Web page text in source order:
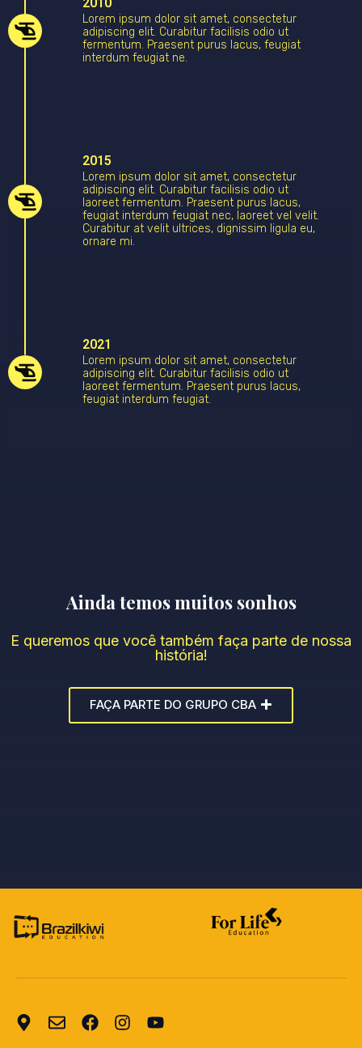
Lorem ipsum dolor sit amet, consectetur
adipiscing elit. Curabitur facilisis odio ut
fermentum. Praesent purus lacus, feugiat
interdum feugiat ne.
2015
Lorem ipsum dolor sit amet, consectetur
adipiscing elit. Curabitur facilisis odio ut
laoreet fermentum. Praesent purus lacus,
feugiat interdum feugiat nec, laoreet vel velit.
Curabitur at velit ultrices, dignissim ligula eu,
ornare mi.
2021
Lorem ipsum dolor sit amet, consectetur
adipiscing elit. Curabitur facilisis odio ut
laoreet fermentum. Praesent purus lacus,
feugiat interdum feugiat.
Ainda temos muitos sonhos
E queremos que você também faça parte de nossa
história!
FAÇA PARTE DO GRUPO CBA